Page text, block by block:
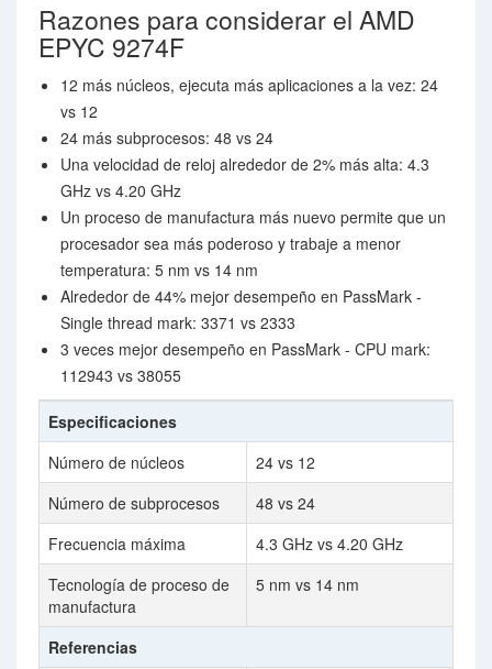
Razones para considerar el AMD
EPYC 9274F
12 más núcleos, ejecuta más aplicaciones a la vez: 24
vs 12
24 más subprocesos: 48 vs 24
Una velocidad de reloj alrededor de 2% más alta: 4.3
GHz vs 4.20 GHz
Un proceso de manufactura más nuevo permite que un
procesador sea más poderoso y trabaje a menor
temperatura: 5 nm vs 14 nm
Alrededor de 44% mejor desempeño en PassMark -
Single thread mark: 3371 vs 2333
3 veces mejor desempeño en PassMark - CPU mark:
112943 vs 38055
Especificaciones
Número de núcleos
24 vs 12
Número de subprocesos
48 vs 24
Frecuencia máxima
4.3 GHz vs 4.20 GHz
Tecnología de proceso de
manufactura
5 nm vs 14 nm
Referencias